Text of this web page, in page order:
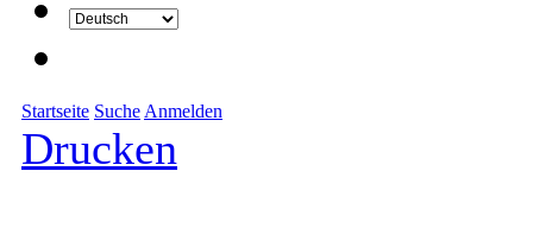
Startseite Suche Anmelden
Drucken